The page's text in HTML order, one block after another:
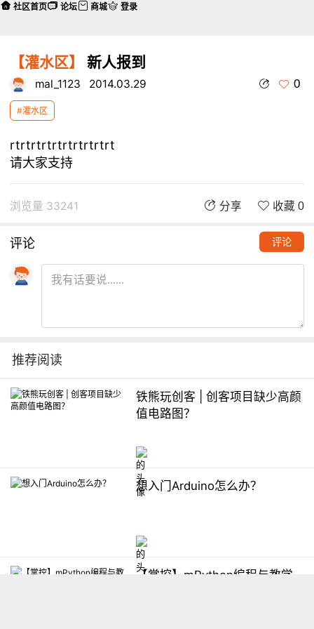
【灌水区】 新人报到
mal_1123 2014.03.29 0
#灌水区
rtrtrtrtrtrtrtrtrtrt
请大家支持
浏览量 33241 分享 收藏 0
评论 评论
推荐阅读
铁熊玩创客 | 创客项目缺少高颜
值电路图？
想入门Arduino怎么办？
【掌控】mPython编程与教学
社区首页 论坛 商城 登录